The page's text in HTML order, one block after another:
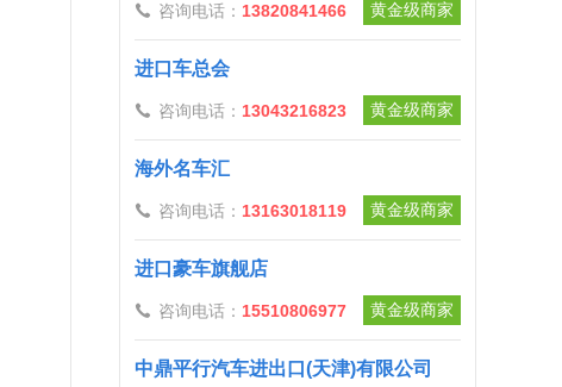
 咨询电话： 13820841466 黄金级商家
进口车总会
 咨询电话： 13043216823 黄金级商家
海外名车汇
 咨询电话： 13163018119 黄金级商家
进口豪车旗舰店
 咨询电话： 15510806977 黄金级商家
中鼎平行汽车进出口(天津)有限公司